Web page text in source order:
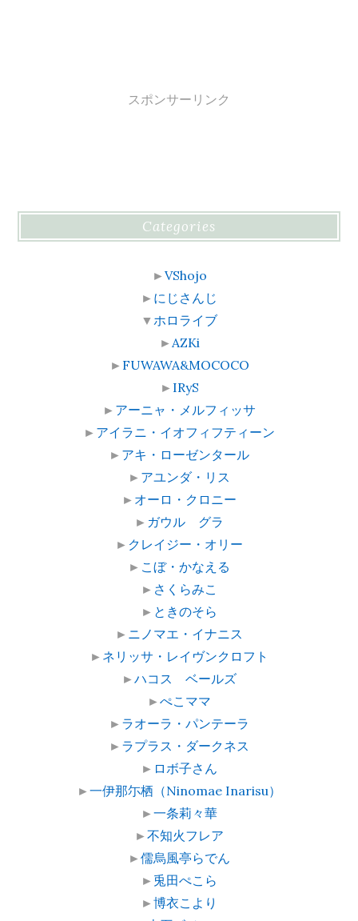
スポンサーリンク
Categories
►VShojo
► にじさんじ
▼ ホロライブ
► AZKi
► FUWAWA&MOCOCO
► IRyS
► アーニャ・メルフィッサ
► アイラニ・イオフィフティーン
► アキ・ローゼンタール
► アユンダ・リス
► オーロ・クロニー
► ガウル グラ
► クレイジー・オリー
► こぼ・かなえる
► さくらみこ
► ときのそら
► ニノマエ・イナニス
► ネリッサ・レイヴンクロフト
►ハコス ベールズ
►ぺこママ
► ラオーラ・パンテーラ
► ラプラス・ダークネス
► ロボ子さん
►一伊那尓栖（Ninomae Inarisu）
►一条莉々華
►不知火フレア
►儒烏風亭らでん
► 兎田ぺこら
►博衣こより